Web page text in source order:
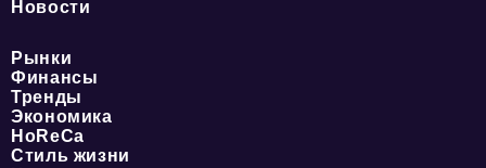
Новости
Рынки
Финансы
Тренды
Экономика
HoReCa
Стиль жизни